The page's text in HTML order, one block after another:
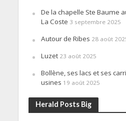
De la chapelle Ste Baume
La Coste 3 septembre 2025
Autour de Ribes 28 août
Luzet 23 août 2025
Bollène, ses lacs et ses
usines 19 août 2025
Herald Posts Big